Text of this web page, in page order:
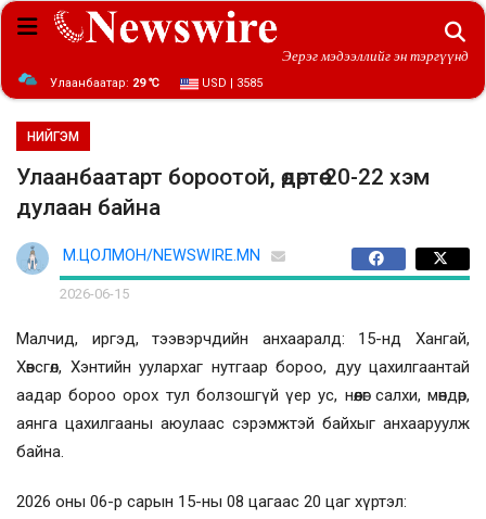
Эерэг мэдээллийг эн тэргүүнд
Улаанбаатар: 29 ℃ USD | 3585
НИЙГЭМ
Улаанбаатарт бороотой, өдөртөө 20-22 хэм
дулаан байна
М.ЦОЛМОН/NEWSWIRE.MN
2026-06-15
Малчид, иргэд, тээвэрчдийн анхааралд: 15-нд Хангай,
Хөвсгөл, Хэнтийн уулархаг нутгаар бороо, дуу цахилгаантай
аадар бороо орох тул болзошгүй үер ус, нөөлөг салхи, мөндөр,
аянга цахилгааны аюулаас сэрэмжтэй байхыг анхааруулж
байна.
2026 оны 06-р сарын 15-ны 08 цагаас 20 цаг хүртэл: